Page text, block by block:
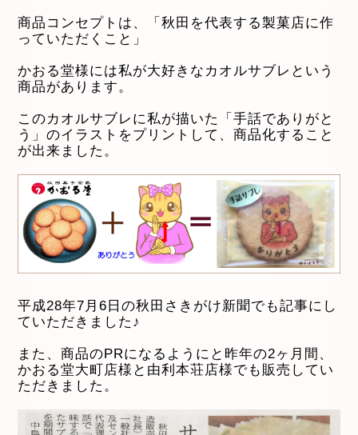
商品コンセプトは、「秋田を代表する製菓店に作
っていただくこと」
かおる堂様には私が大好きなカオルサブレという
商品があります。
このカオルサブレに私が描いた「手話でありがと
う」のイラストをプリントして、商品化すること
が出来ました。
平成28年7月6日の秋田さきがけ新聞でも記事にし
ていただきました♪
また、商品のPRになるようにと昨年の2ヶ月間、
かおる堂大町店様と由利本荘店様でも販売してい
ただきました。